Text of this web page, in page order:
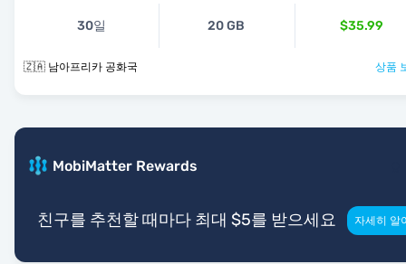
30일 20 GB $35.99
🇿🇦 남아프리카 공화국 상품
MobiMatter Rewards
친구를 추천할 때마다 최대 $5를 받으세요 자세히 알